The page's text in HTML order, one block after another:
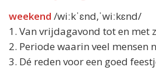
weekend /wiːkˈɛnd,ˈwiːkɛnd/
1. Van vrijdagavond tot en met
2. Periode waarin veel mensen
3. Dé reden voor een goed